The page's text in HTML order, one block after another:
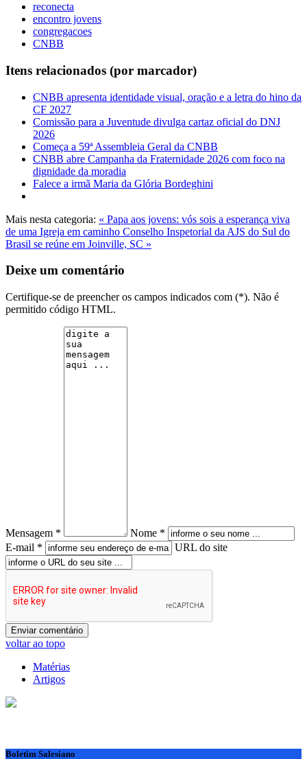
reconecta
encontro jovens
congregacoes
CNBB
Itens relacionados (por marcador)
CNBB apresenta identidade visual, oração e a letra do hino da
CF 2027
Comissão para a Juventude divulga cartaz oficial do DNJ
2026
Começa a 59ª Assembleia Geral da CNBB
CNBB abre Campanha da Fraternidade 2026 com foco na
dignidade da moradia
Falece a irmã Maria da Glória Bordeghini
Mais nesta categoria: « Papa aos jovens: vós sois a esperança viva
de uma Igreja em caminho Conselho Inspetorial da AJS do Sul do
Brasil se reúne em Joinville, SC »
Deixe um comentário
Certifique-se de preencher os campos indicados com (*). Não é
permitido código HTML.
Mensagem *
Nome *
E-mail *
URL do site
voltar ao topo
Matérias
Artigos
Boletim Salesiano